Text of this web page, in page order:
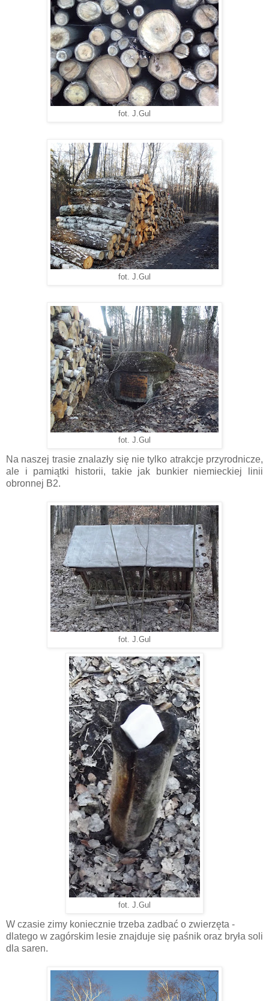
fot. J.Gul
fot. J.Gul
fot. J.Gul
Na naszej trasie znalazły się nie tylko atrakcje przyrodnicze,
ale i pamiątki historii, takie jak bunkier niemieckiej linii
obronnej B2.
fot. J.Gul
fot. J.Gul
W czasie zimy koniecznie trzeba zadbać o zwierzęta -
dlatego w zagórskim lesie znajduje się paśnik oraz bryła soli
dla saren.